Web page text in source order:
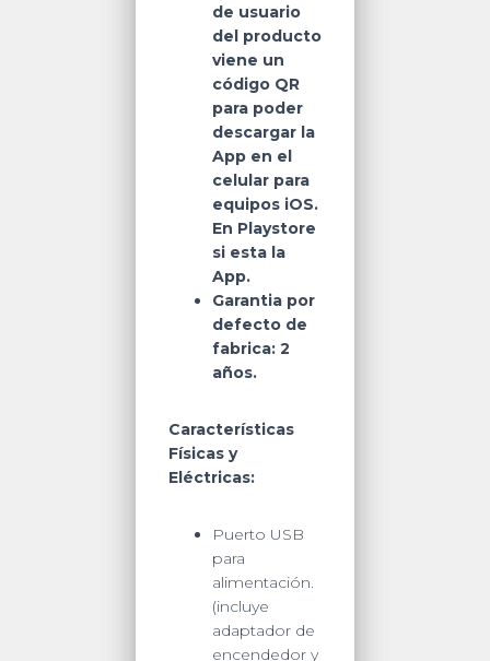
de usuario
del producto
viene un
código QR
para poder
descargar la
App en el
celular para
equipos iOS.
En Playstore
si esta la
App.
Garantia por
defecto de
fabrica: 2
años.
Características
Físicas y
Eléctricas:
Puerto USB
para
alimentación.
(incluye
adaptador de
encendedor y